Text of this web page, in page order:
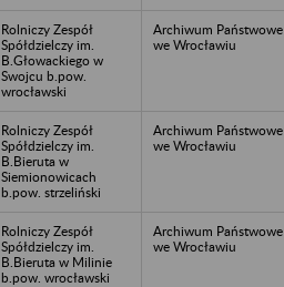
Rolniczy Zespół
Spółdzielczy im.
B.Głowackiego w
Swojcu b.pow.
wrocławski
Archiwum Państwowe
we Wrocławiu
Rolniczy Zespół
Spółdzielczy im.
B.Bieruta w
Siemionowicach
b.pow. strzeliński
Archiwum Państwowe
we Wrocławiu
Rolniczy Zespół
Spółdzielczy im.
B.Bieruta w Milinie
b.pow. wrocławski
Archiwum Państwowe
we Wrocławiu